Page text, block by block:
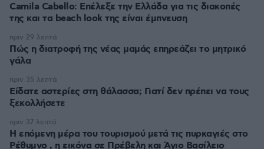
Camila Cabello: Επέλεξε την Ελλάδα για τις διακοπές
της και τα beach look της είναι έμπνευση
Πώς η διατροφή της νέας μαμάς επηρεάζει το μητρικό
γάλα
πριν 29 λεπτά
Είδατε αστερίες στη θάλασσα; Γιατί δεν πρέπει να τους
ξεκολλήσετε
πριν 35 λεπτά
Η επόμενη μέρα του τουρισμού μετά τις πυρκαγιές στο
Ρέθυμνο , η εικόνα σε Πρέβελη και Άγιο Βασίλειο
πριν 37 λεπτά